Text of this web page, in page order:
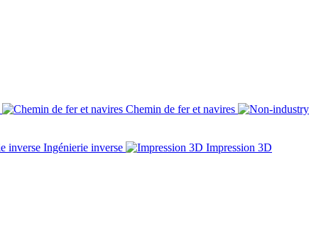
Chemin de fer et navires
Ingénierie inverse
Impression 3D